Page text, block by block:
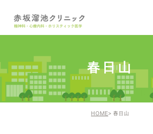
春日山
HOME 春日山